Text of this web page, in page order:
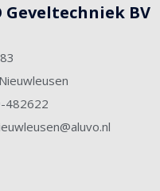
Geveltechniek BV
482622